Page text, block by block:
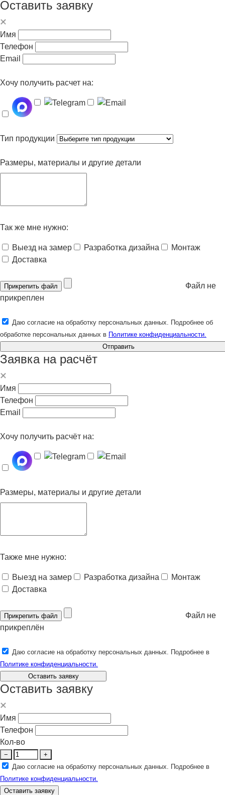
Оставить заявку
Имя
Телефон
Email
Хочу получить расчет на:
Тип продукции
Размеры, материалы и другие детали
Так же мне нужно:
Выезд на замер Разработка дизайна
Монтаж
Доставка
Прикрепить файл
Файл не
прикреплен
Даю согласие на обработку персональных данных. Подробнее об
обработке персональных данных в Политике конфиденциальности.
Отправить
Заявка на расчёт
Имя
Телефон
Email
Хочу получить расчёт на:
Размеры, материалы и другие детали
Также мне нужно:
Выезд на замер Разработка дизайна
Монтаж
Доставка
Прикрепить файл
Файл не
прикреплён
Даю согласие на обработку персональных данных. Подробнее в
Политике конфиденциальности.
Оставить заявку
Оставить заявку
Имя
Телефон
Кол-во
−
+
Даю согласие на обработку персональных данных. Подробнее в
Политике конфиденциальности.
Оставить заявку